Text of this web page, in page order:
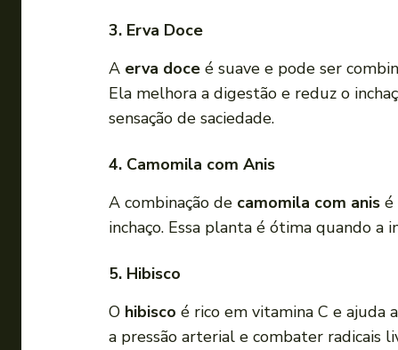
3. Erva Doce
A erva doce é suave e pode ser
Ela melhora a digestão e reduz o
sensação de saciedade.
4. Camomila com Anis
A combinação de camomila com anis é
inchaço. Essa planta é ótima quando a
5. Hibisco
O hibisco é rico em vitamina C e ajuda
a pressão arterial e combater radicais